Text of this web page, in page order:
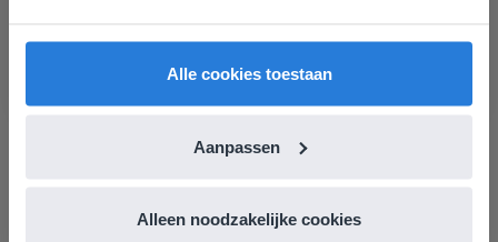
Alle cookies toestaan
Aanpassen
Alleen noodzakelijke cookies
Groep 8, Blok 9, Week 3,
Groep 8, Blok 10, Week 2, Les 6
English
Nederland